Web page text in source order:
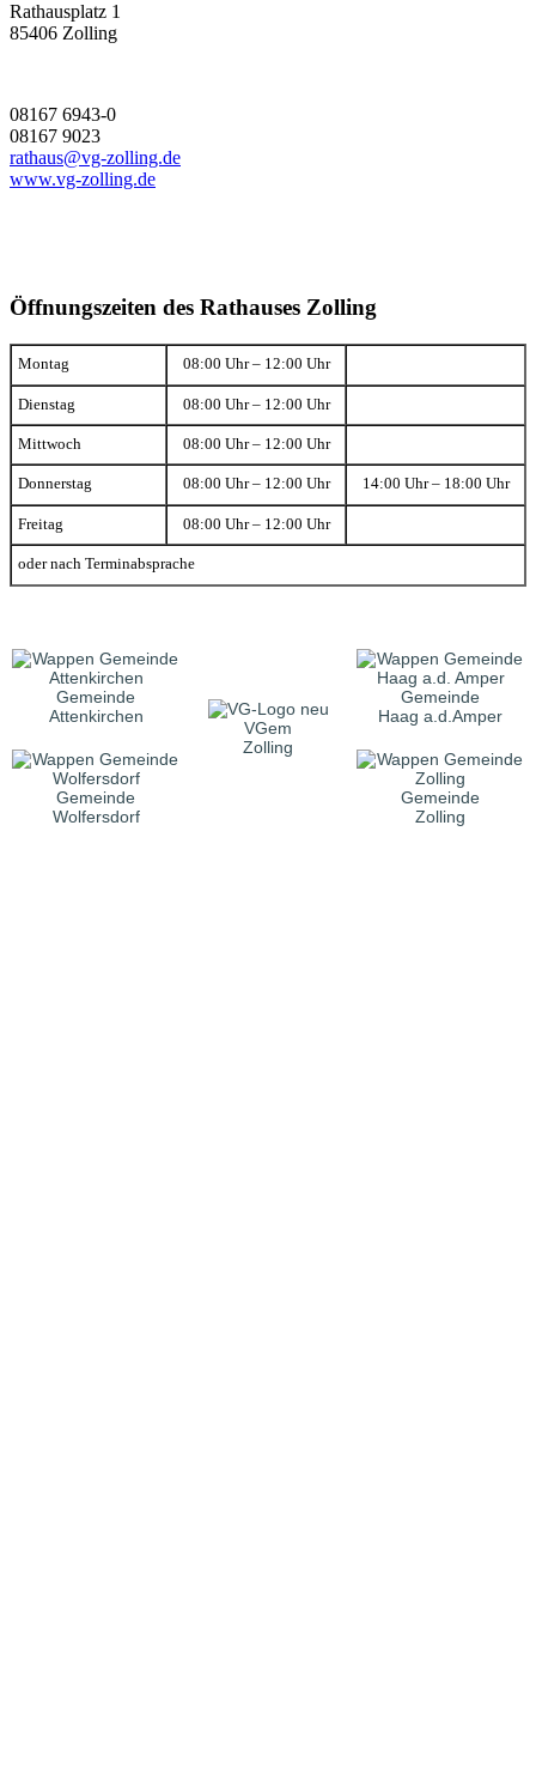
Rathausplatz 1
85406 Zolling
08167 6943-0
08167 9023
rathaus@vg-zolling.de
www.vg-zolling.de
Öffnungszeiten des Rathauses Zolling
Montag 08:00 Uhr – 12:00 Uhr
Dienstag 08:00 Uhr – 12:00 Uhr
Mittwoch 08:00 Uhr – 12:00 Uhr
Donnerstag 08:00 Uhr – 12:00 Uhr 14:00 Uhr – 18:00 Uhr
Freitag 08:00 Uhr – 12:00 Uhr
oder nach Terminabsprache
Gemeinde
Attenkirchen
VGem
Zolling
Gemeinde
Haag a.d.Amper
Gemeinde
Wolfersdorf
Gemeinde
Zolling